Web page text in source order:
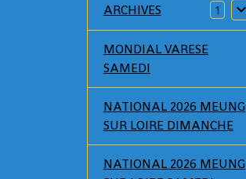
ARCHIVES 1
MONDIAL VARESE
SAMEDI
NATIONAL 2026 MEUNG
SUR LOIRE DIMANCHE
NATIONAL 2026 MEUNG